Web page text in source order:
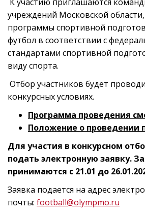
учреждений Московской
программы спортивной
футбол в соответствии с
стандартами спортивной
виду спорта.
Отбор участников будет
конкурсных условиях.
Программа проведения
Положение о проведении
Для участия в конкурсном
подать электронную заявку.
принимаются с 21.01 до
Заявка подается на адрес
почты: football@olympmo.ru